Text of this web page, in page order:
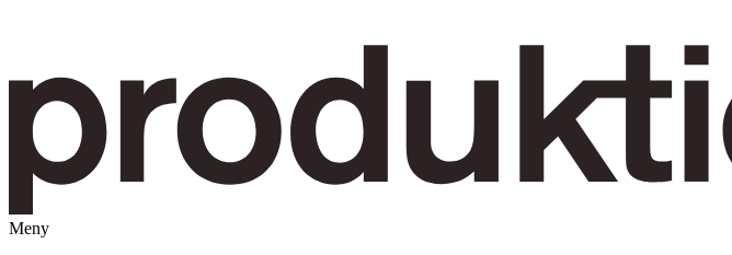
Meny